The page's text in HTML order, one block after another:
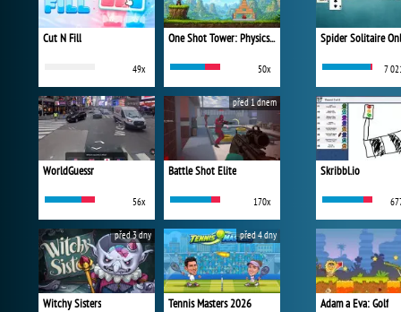
Cut N Fill
49x
One Shot Tower: Physics Destroyer
50x
WorldGuessr
56x
Battle Shot Elite
170x
před 1 dnem
Witchy Sisters
před 3 dny
Tennis Masters 2026
před 4 dny
Spider Solitaire
7
Skribbl.io
Adam a Eva: Golf